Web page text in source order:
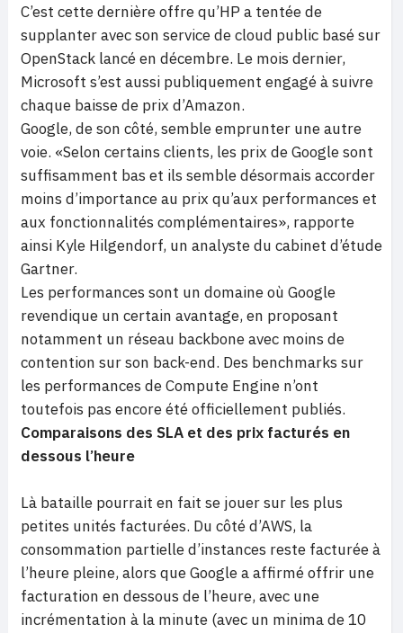
C’est cette dernière offre qu’HP a tentée de
supplanter avec son service de cloud public basé sur
OpenStack lancé en décembre. Le mois dernier,
Microsoft s’est aussi publiquement engagé à suivre
chaque baisse de prix d’Amazon.
Google, de son côté, semble emprunter une autre
voie. «Selon certains clients, les prix de Google sont
suffisamment bas et ils semble désormais accorder
moins d’importance au prix qu’aux performances et
aux fonctionnalités complémentaires», rapporte
ainsi Kyle Hilgendorf, un analyste du cabinet d’étude
Gartner.
Les performances sont un domaine où Google
revendique un certain avantage, en proposant
notamment un réseau backbone avec moins de
contention sur son back-end. Des benchmarks sur
les performances de Compute Engine n’ont
toutefois pas encore été officiellement publiés.
Comparaisons des SLA et des prix facturés en
dessous l’heure
Là bataille pourrait en fait se jouer sur les plus
petites unités facturées. Du côté d’AWS, la
consommation partielle d’instances reste facturée à
l’heure pleine, alors que Google a affirmé offrir une
facturation en dessous de l’heure, avec une
incrémentation à la minute (avec un minima de 10